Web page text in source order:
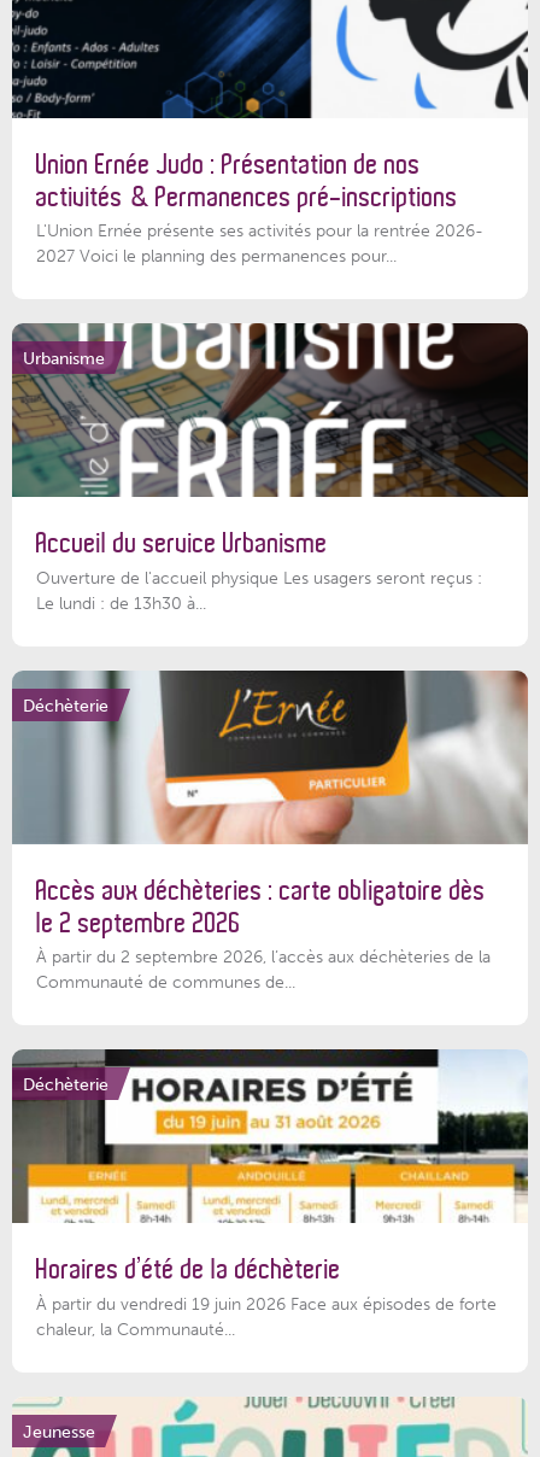
Union Ernée Judo : Présentation de nos
activités & Permanences pré-inscriptions
L'Union Ernée présente ses activités pour la rentrée 2026-
2027 Voici le planning des permanences pour...
Urbanisme
Accueil du service Urbanisme
Ouverture de l'accueil physique Les usagers seront reçus :
Le lundi : de 13h30 à...
Déchèterie
Accès aux déchèteries : carte obligatoire dès
le 2 septembre 2026
À partir du 2 septembre 2026, l’accès aux déchèteries de la
Communauté de communes de...
Déchèterie
Horaires d’été de la déchèterie
À partir du vendredi 19 juin 2026 Face aux épisodes de forte
chaleur, la Communauté...
Jeunesse